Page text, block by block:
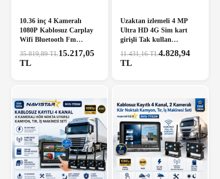
10.36 inç 4 Kameralı
1080P Kablosuz Carplay
Wifi Bluetooth Fm
Transmitter Tak Kullan
Kamera Seti
35.819,89 TL15.217,05
TL
Uzaktan izlemeli 4 MP
Ultra HD 4G Sim kart
girişli Tak kullan
Profesyonel Kamera
11.431,16 TL4.828,94
TL